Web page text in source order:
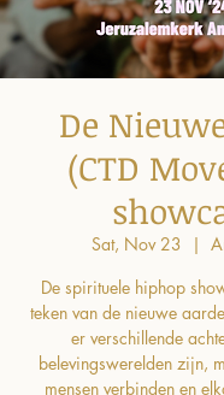
De
(CTD
Sat, Nov 23
  |
De spirituele hiphop
teken van de nieuwe
er verschillende
belevingswerelden zijn,
mensen verbinden en